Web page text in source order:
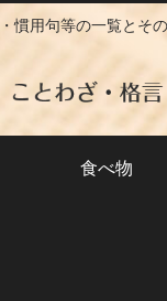
慣用句等の一覧とそ
食べ物